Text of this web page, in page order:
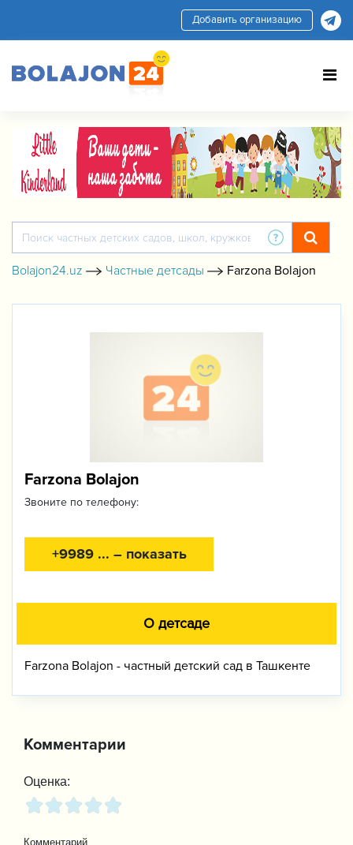
Добавить организацию
Bolajon24.uz Частные детсады Farzona Bolajon
Farzona Bolajon
Звоните по телефону:
+9989 ... – показать
О детсаде
Farzona Bolajon - частный детский сад в Ташкенте
Комментарии
Оценка:
Комментарий